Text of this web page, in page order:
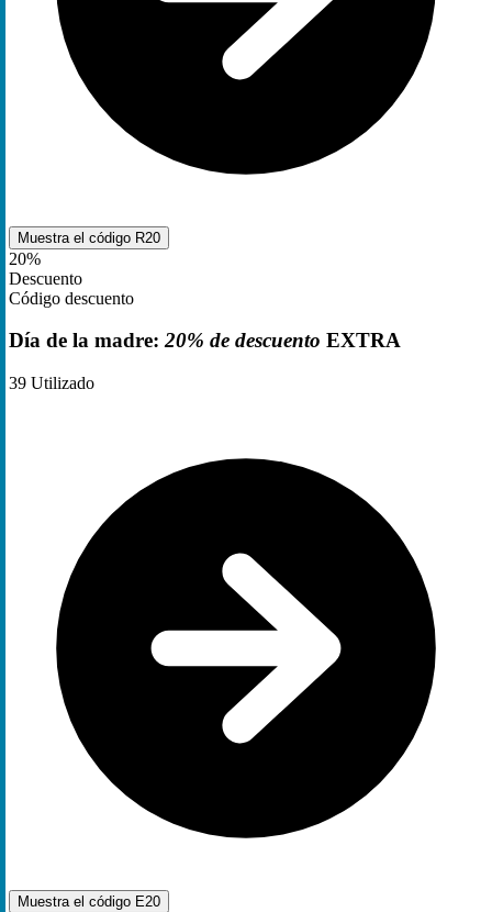
Muestra el código R20
20%
Descuento
Código descuento
Día de la madre:20% de descuento EXTRA
39 Utilizado
Muestra el código E20